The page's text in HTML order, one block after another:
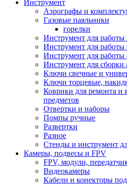
Инструмент
Аэрографы и
Газовые паяльники
горелки
Инструмент для работы
Инструмент для работы
Инструмент для работы
Инструмент для сборки
Ключи свечные и
Ключи торцевые,
Коврики для ремонта и
предметов
Отвертки и наборы
Помпы ручные
Развертки
Разное
Стенды и инструмент
Камеры, подвесы и FPV
FPV, модули,
Видеокамеры
Кабели и конекторы